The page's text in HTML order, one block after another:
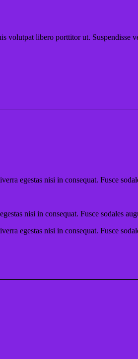
libero porttitor ut. Suspendisse
egestas nisi in consequat. Fusce
nisi in consequat. Fusce sodales
egestas nisi in consequat. Fusce